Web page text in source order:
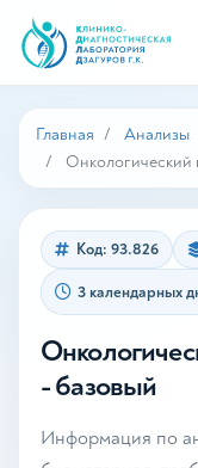
Главная Анализы
Код: 93.826
3 календарных
- базовый
Информация по